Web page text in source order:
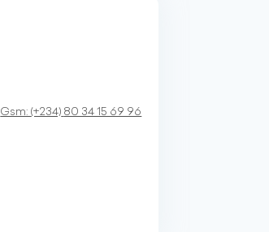
Gsm:(+234) 80 34 15 69 96